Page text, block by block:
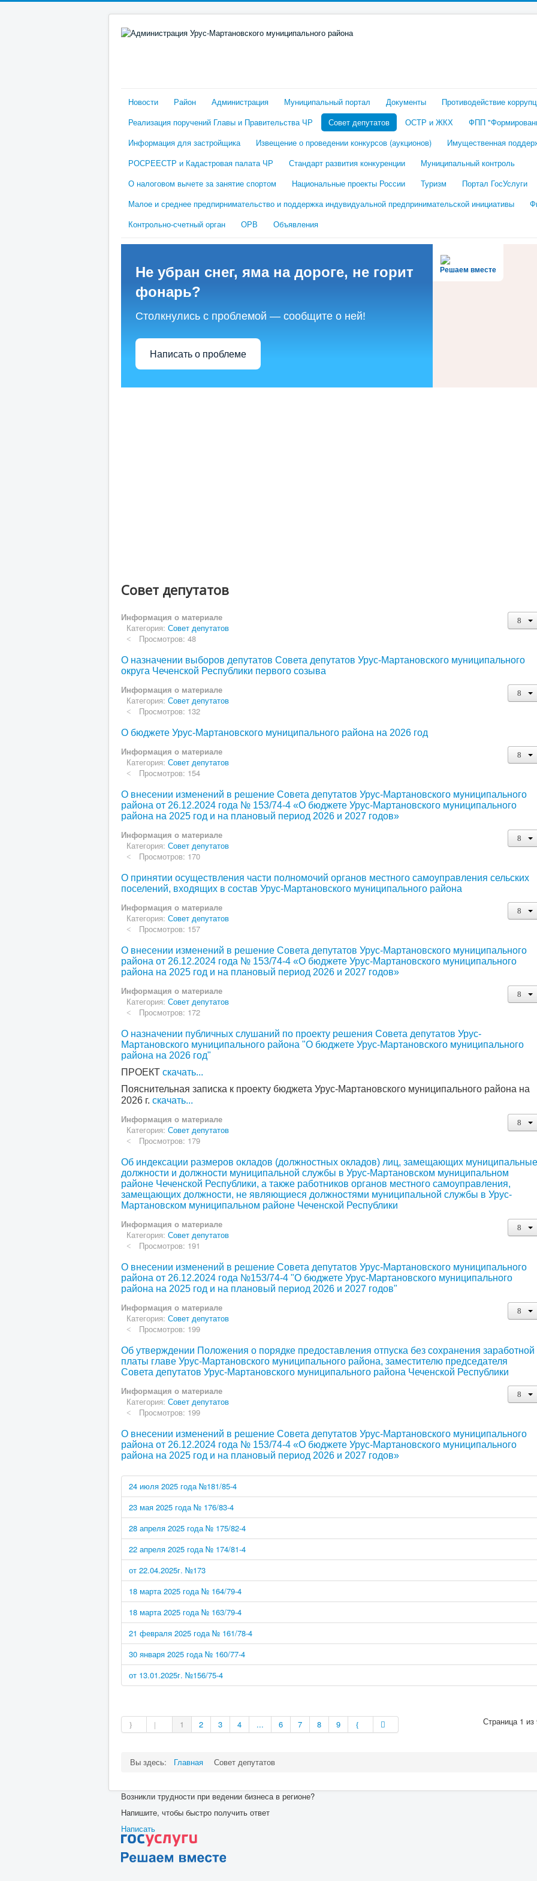
Новости Район Администрация Муниципальный портал Документы
Противодействие
Реализация поручений Главы и Правительства ЧР
Совет депутатов ОСТР и ЖКХ
ФПП
Информация для застройщика
Извещение о проведении конкурсов (аукционов)
Имущественная
РОСРЕЕСТР и Кадастровая палата ЧР
Стандарт развития конкуренции
Муниципальный контроль
О налоговом вычете за занятие спортом
Национальные проекты России Туризм
Портал ГосУслуги
Малое и среднее предпирнимательство и поддержка индувидуальной предпринимательской инициативы
Контрольно-счетный орган
ОРВ Объявления
Решаем вместе
Не убран снег, яма на дороге, не горит
фонарь?
Столкнулись с проблемой — сообщите о ней!
Написать о проблеме
Совет депутатов
Информация о материале
Категория: Совет депутатов
Просмотров: 48
О назначении выборов депутатов Совета депутатов Урус-Мартановского муниципального
округа Чеченской Республики первого созыва
Информация о материале
Категория: Совет депутатов
Просмотров: 132
О бюджете Урус-Мартановского муниципального района на 2026 год
Информация о материале
Категория: Совет депутатов
Просмотров: 154
О внесении изменений в решение Совета депутатов Урус-Мартановского муниципального
района от 26.12.2024 года № 153/74-4 «О бюджете Урус-Мартановского муниципального
района на 2025 год и на плановый период 2026 и 2027 годов»
Информация о материале
Категория: Совет депутатов
Просмотров: 170
О принятии осуществления части полномочий органов местного самоуправления сельских
поселений, входящих в состав Урус-Мартановского муниципального района
Информация о материале
Категория: Совет депутатов
Просмотров: 157
О внесении изменений в решение Совета депутатов Урус-Мартановского муниципального
района от 26.12.2024 года № 153/74-4 «О бюджете Урус-Мартановского муниципального
района на 2025 год и на плановый период 2026 и 2027 годов»
Информация о материале
Категория: Совет депутатов
Просмотров: 172
О назначении публичных слушаний по проекту решения Совета депутатов Урус-
Мартановского муниципального района "О бюджете Урус-Мартановского муниципального
района на 2026 год"
ПРОЕКТ скачать...
Пояснительная записка к проекту бюджета Урус-Мартановского муниципального района на
2026 г. скачать...
Информация о материале
Категория: Совет депутатов
Просмотров: 179
Об индексации размеров окладов (должностных окладов) лиц, замещающих муниципальные
должности и должности муниципальной службы в Урус-Мартановском муниципальном
районе Чеченской Республики, а также работников органов местного самоуправления,
замещающих должности, не являющиеся должностями муниципальной службы в Урус-
Мартановском муниципальном районе Чеченской Республики
Информация о материале
Категория: Совет депутатов
Просмотров: 191
О внесении изменений в решение Совета депутатов Урус-Мартановского муниципального
района от 26.12.2024 года №153/74-4 "О бюджете Урус-Мартановского муниципального
района на 2025 год и на плановый период 2026 и 2027 годов"
Информация о материале
Категория: Совет депутатов
Просмотров: 199
Об утверждении Положения о порядке предоставления отпуска без сохранения заработной
платы главе Урус-Мартановского муниципального района, заместителю председателя
Совета депутатов Урус-Мартановского муниципального района Чеченской Республики
Информация о материале
Категория: Совет депутатов
Просмотров: 199
О внесении изменений в решение Совета депутатов Урус-Мартановского муниципального
района от 26.12.2024 года № 153/74-4 «О бюджете Урус-Мартановского муниципального
района на 2025 год и на плановый период 2026 и 2027 годов»
24 июля 2025 года №181/85-4
23 мая 2025 года № 176/83-4
28 апреля 2025 года № 175/82-4
22 апреля 2025 года № 174/81-4
от 22.04.2025г. №173
18 марта 2025 года № 164/79-4
18 марта 2025 года № 163/79-4
21 февраля 2025 года № 161/78-4
30 января 2025 года № 160/77-4
от 13.01.2025г. №156/75-4
Страница 1 из
1 2 3 4 ... 6 7 8 9
Вы здесь: Главная Совет депутатов
Возникли трудности при ведении бизнеса в регионе?
Напишите, чтобы быстро получить ответ
Написать